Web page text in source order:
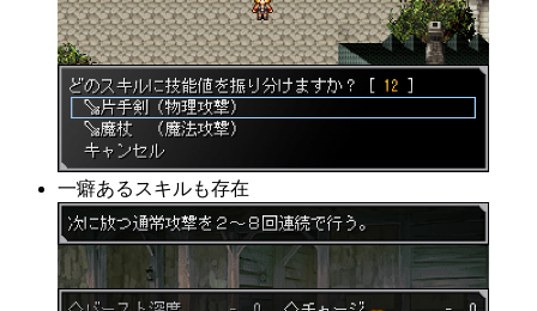
一癖あるスキルも存在